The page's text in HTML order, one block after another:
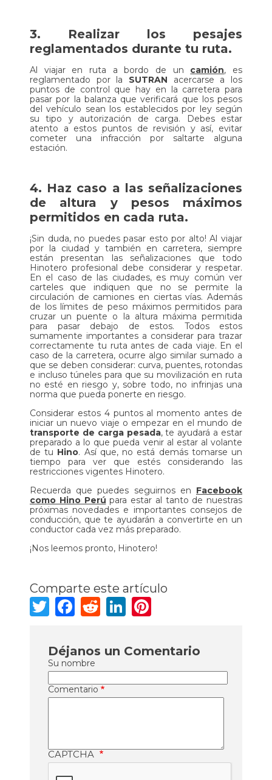
3. Realizar los pesajes
reglamentados durante tu ruta.
Al viajar en ruta a bordo de un camión, es
reglamentado por la SUTRAN acercarse a los
puntos de control que hay en la carretera para
pasar por la balanza que verificará que los pesos
del vehículo sean los establecidos por ley según
su tipo y autorización de carga. Debes estar
atento a estos puntos de revisión y así, evitar
cometer una infracción por saltarte alguna
estación.
4. Haz caso a las señalizaciones
de altura y pesos máximos
permitidos en cada ruta.
¡Sin duda, no puedes pasar esto por alto! Al viajar
por la ciudad y también en carretera, siempre
están presentan las señalizaciones que todo
Hinotero profesional debe considerar y respetar.
En el caso de las ciudades, es muy común ver
carteles que indiquen que no se permite la
circulación de camiones en ciertas vías. Además
de los límites de peso máximos permitidos para
cruzar un puente o la altura máxima permitida
para pasar debajo de estos. Todos estos
sumamente importantes a considerar para trazar
correctamente tu ruta antes de cada viaje. En el
caso de la carretera, ocurre algo similar sumado a
que se deben considerar: curva, puentes, rotondas
e incluso túneles para que su movilización en ruta
no esté en riesgo y, sobre todo, no infrinjas una
norma que pueda ponerte en riesgo.
Considerar estos 4 puntos al momento antes de
iniciar un nuevo viaje o empezar en el mundo de
transporte de carga pesada, te ayudará a estar
preparado a lo que pueda venir al estar al volante
de tu Hino. Así que, no está demás tomarse un
tiempo para ver que estés considerando las
restricciones vigentes Hinotero.
Recuerda que puedes seguirnos en Facebook
como Hino Perú para estar al tanto de nuestras
próximas novedades e importantes consejos de
conducción, que te ayudarán a convertirte en un
conductor cada vez más preparado.
¡Nos leemos pronto, Hinotero!
Comparte este artículo
Twitter
Facebook
RedditLinkedIn
Déjanos un Comentario
Su nombre
Comentario
CAPTCHA